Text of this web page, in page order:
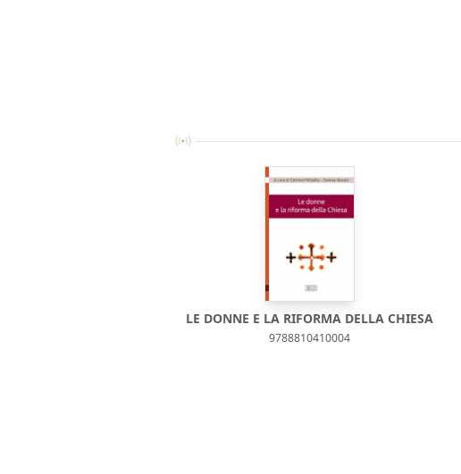
LE DONNE E LA RIFORMA DELLA CHIESA
9788810410004